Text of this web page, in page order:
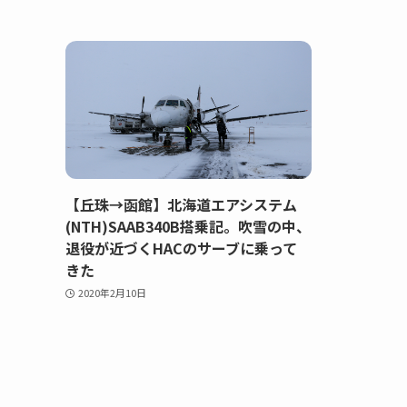
【丘珠→函館】北海道エアシステム
(NTH)SAAB340B搭乗記。吹雪の中、
退役が近づくHACのサーブに乗って
きた
2020年2月10日